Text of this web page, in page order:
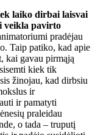
laiko dirbai laisvai
veikla pavirto
pradėjau
Taip patiko, kad apie
kai gavau pirmąją
kiek tik
žinojau, kad dirbsiu
ir
ir pamatyti
praleidau
o tada – truputį